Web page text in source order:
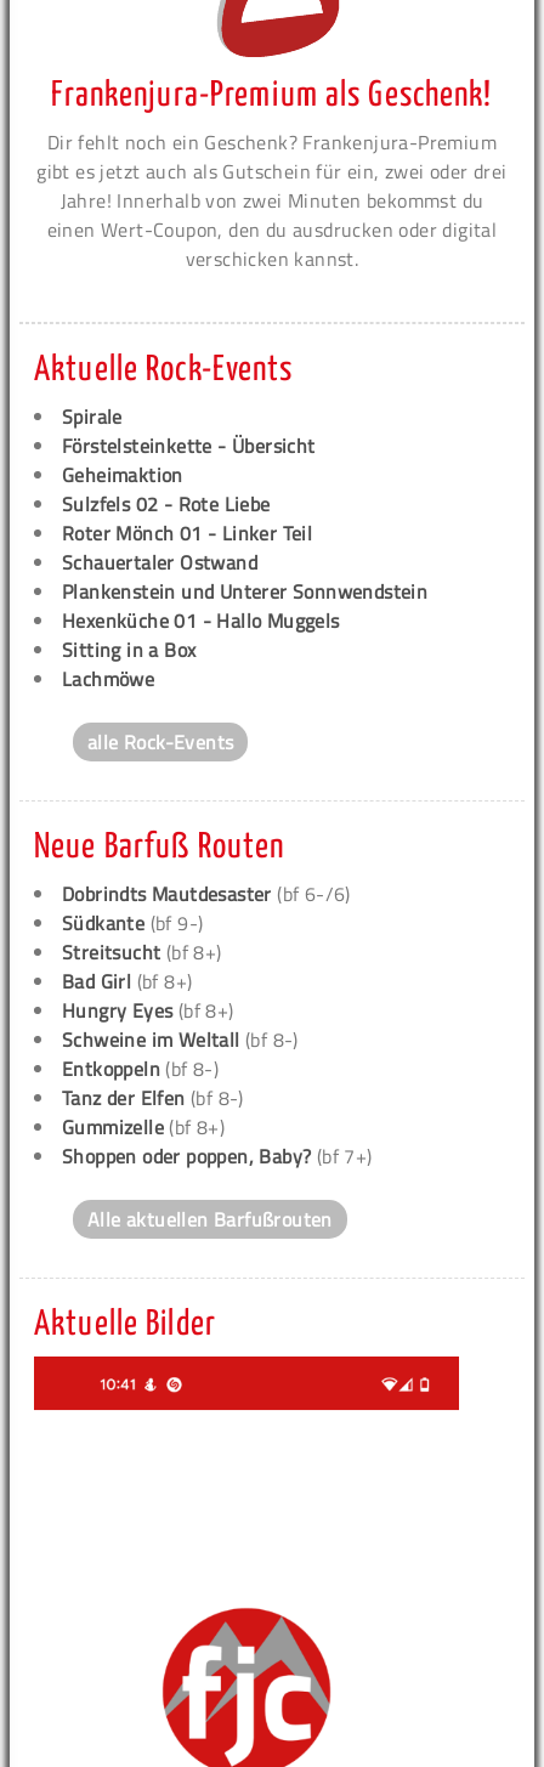
Frankenjura-Premium als Geschenk!
Dir fehlt noch ein Geschenk? Frankenjura-Premium
gibt es jetzt auch als Gutschein für ein, zwei oder drei
Jahre! Innerhalb von zwei Minuten bekommst du
einen Wert-Coupon, den du ausdrucken oder digital
verschicken kannst.
Aktuelle Rock-Events
Spirale
Förstelsteinkette - Übersicht
Geheimaktion
Sulzfels 02 - Rote Liebe
Roter Mönch 01 - Linker Teil
Schauertaler Ostwand
Plankenstein und Unterer Sonnwendstein
Hexenküche 01 - Hallo Muggels
Sitting in a Box
Lachmöwe
alle Rock-Events
Neue Barfuß Routen
Dobrindts Mautdesaster (bf 6-/6)
Südkante (bf 9-)
Streitsucht (bf 8+)
Bad Girl (bf 8+)
Hungry Eyes(bf 8+)
Schweine im Weltall (bf 8-)
Entkoppeln (bf 8-)
Tanz der Elfen (bf 8-)
Gummizelle (bf 8+)
Shoppen oder poppen, Baby? (bf 7+)
Alle aktuellen Barfußrouten
Aktuelle Bilder